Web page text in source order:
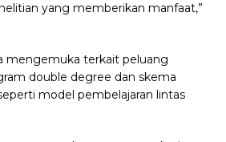
yang memberikan manfaat,”
mengemuka terkait peluang
double degree dan skema
model pembelajaran lintas